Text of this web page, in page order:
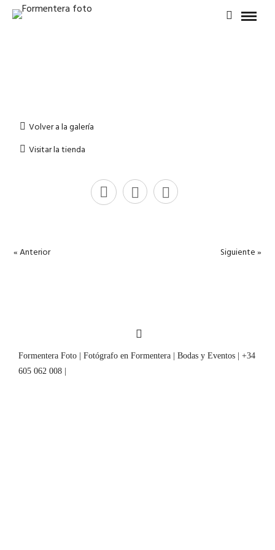
Volver a la galería
Visitar la tienda
« Anterior Siguiente »
Formentera Foto | Fotógrafo en Formentera | Bodas y Eventos | +34
605 062 008 |